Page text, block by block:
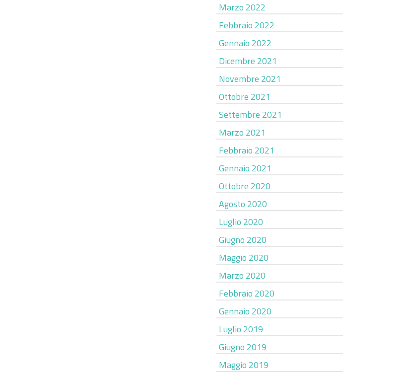
Marzo 2022
Febbraio 2022
Gennaio 2022
Dicembre 2021
Novembre 2021
Ottobre 2021
Settembre 2021
Marzo 2021
Febbraio 2021
Gennaio 2021
Ottobre 2020
Agosto 2020
Luglio 2020
Giugno 2020
Maggio 2020
Marzo 2020
Febbraio 2020
Gennaio 2020
Luglio 2019
Giugno 2019
Maggio 2019